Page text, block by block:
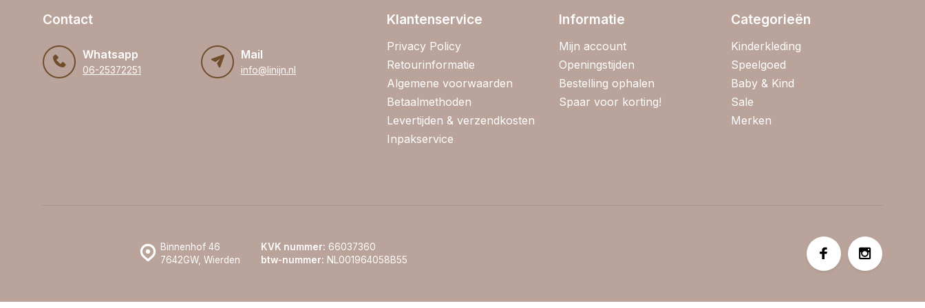
Contact
Whatsapp
06-25372251
Mail
info@linijn.nl
Klantenservice
Privacy Policy
Retourinformatie
Algemene voorwaarden
Betaalmethoden
Levertijden & verzendkosten
Inpakservice
Informatie
Mijn account
Openingstijden
Bestelling ophalen
Spaar voor korting!
Categorieën
Kinderkleding
Speelgoed
Baby & Kind
Sale
Merken
Binnenhof 46
7642GW, Wierden
KVK nummer: 66037360
btw-nummer: NL001964058B55